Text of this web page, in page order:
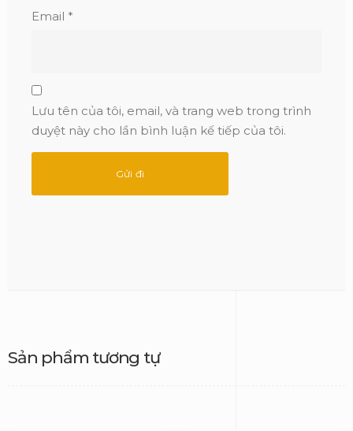
Email *
Lưu tên của tôi, email, và trang web trong trình
duyệt này cho lần bình luận kế tiếp của tôi.
Sản phẩm tương tự